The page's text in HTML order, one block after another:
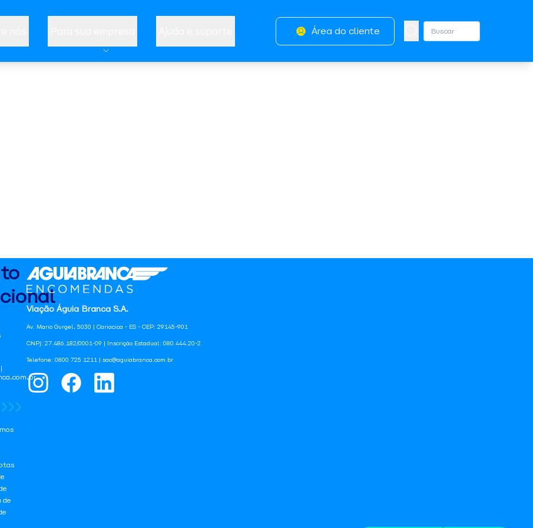
Área do cliente
Viação Águia Branca S.A.
Av. Mario Gurgel, 5030 | Cariacica - ES - CEP: 29145-901
CNPJ: 27.486.182/0001-09 | Inscrição Estadual: 080.444.20-2
Telefone: 0800 725 1211 | sac@aguiabranca.com.br
de